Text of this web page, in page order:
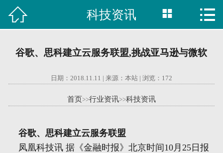
 首页
关于我们
 科技资讯  
谷歌、思科建立云服务联盟,挑战亚马逊与微软
日期：2018.11.11 | 来源：本站 | 浏览： 172
首页>>行业资讯>>科技资讯
谷歌、思科建立云服务联盟
凤凰科技讯 据《金融时报》北京时间10月25日报